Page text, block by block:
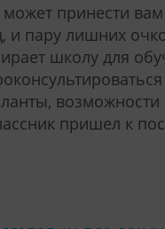
принести
и пару лишних
школу для
возможности
пришел к